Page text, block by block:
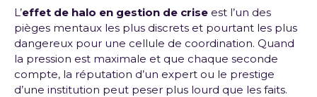
L’effet de halo en gestion de crise est l’un des
pièges mentaux les plus discrets et pourtant les plus
dangereux pour une cellule de coordination. Quand
la pression est maximale et que chaque seconde
compte, la réputation d’un expert ou le prestige
d’une institution peut peser plus lourd que les faits.